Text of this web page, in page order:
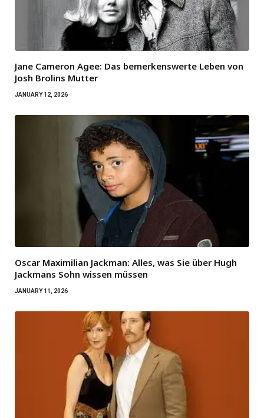
Jane Cameron Agee: Das bemerkenswerte Leben von
Josh Brolins Mutter
JANUARY 12, 2026
Oscar Maximilian Jackman: Alles, was Sie über Hugh
Jackmans Sohn wissen müssen
JANUARY 11, 2026